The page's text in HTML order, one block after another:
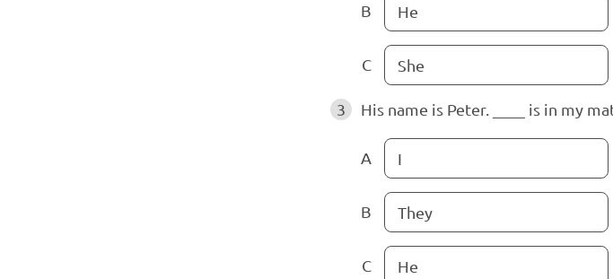
B He
C She
3 His name is Peter. ____ is in my
A I
B They
C He